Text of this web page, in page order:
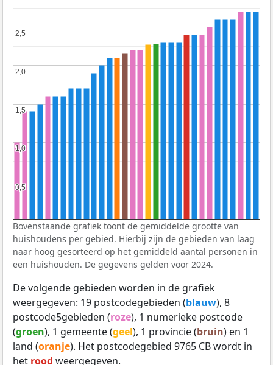
0,5
0,5
1,0
1,0
1,5
1,5
2,0
2,0
2,5
2,5
Bovenstaande grafiek toont de gemiddelde grootte van
huishoudens per gebied. Hierbij zijn de gebieden van laag
naar hoog gesorteerd op het gemiddeld aantal personen in
een huishouden. De gegevens gelden voor 2024.
De volgende gebieden worden in de grafiek
weergegeven: 19 postcodegebieden (blauw), 8
postcode5gebieden (roze), 1 numerieke postcode
(groen), 1 gemeente (geel), 1 provincie (bruin) en 1
land (oranje). Het postcodegebied 9765 CB wordt in
het rood weergegeven.